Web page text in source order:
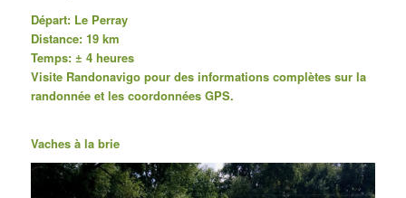
Départ: Le Perray
Distance: 19 km
Temps: ± 4 heures
Visite Randonavigopour des informations complètes sur la
randonnée et les coordonnées GPS.
Vaches à la brie